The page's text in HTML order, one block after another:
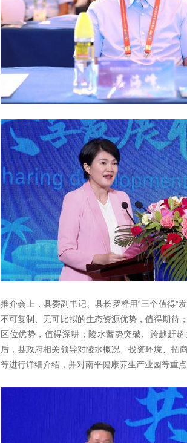
推介会上，县委副书记、县长罗桦用“三个值得”
不可复制、无可比拟的生态资源优势，值得期待
区位优势，值得深耕；陵水蓄势突破、跨越赶
后，县政府相关领导对陵水概况、投资环境、招
等进行详细介绍，并对南平健康养生产业园等重